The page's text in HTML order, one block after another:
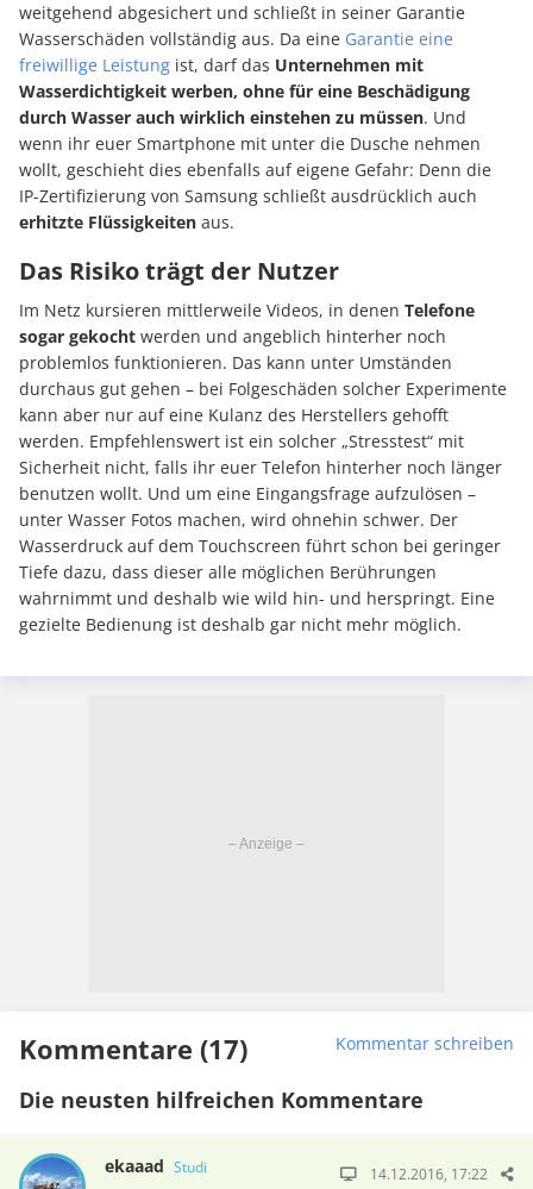
weitgehend abgesichert und schließt in seiner Garantie
Wasserschäden vollständig aus. Da eine Garantie eine
freiwillige Leistung ist, darf das Unternehmen mit
Wasserdichtigkeit werben, ohne für eine Beschädigung
durch Wasser auch wirklich einstehen zu müssen. Und
wenn ihr euer Smartphone mit unter die Dusche nehmen
wollt, geschieht dies ebenfalls auf eigene Gefahr: Denn die
IP-Zertifizierung von Samsung schließt ausdrücklich auch
erhitzte Flüssigkeiten aus.
Das Risiko trägt der Nutzer
Im Netz kursieren mittlerweile Videos, in denen Telefone
sogar gekocht werden und angeblich hinterher noch
problemlos funktionieren. Das kann unter Umständen
durchaus gut gehen – bei Folgeschäden solcher Experimente
kann aber nur auf eine Kulanz des Herstellers gehofft
werden. Empfehlenswert ist ein solcher „Stresstest“ mit
Sicherheit nicht, falls ihr euer Telefon hinterher noch länger
benutzen wollt. Und um eine Eingangsfrage aufzulösen –
unter Wasser Fotos machen, wird ohnehin schwer. Der
Wasserdruck auf dem Touchscreen führt schon bei geringer
Tiefe dazu, dass dieser alle möglichen Berührungen
wahrnimmt und deshalb wie wild hin- und herspringt. Eine
gezielte Bedienung ist deshalb gar nicht mehr möglich.
Kommentare (17) Kommentar schreiben
Die neusten hilfreichen Kommentare
ekaaad Studi 14.12.2016, 17:22